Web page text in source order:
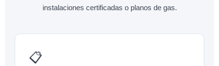
instalaciones certificadas o planos de gas.
📋